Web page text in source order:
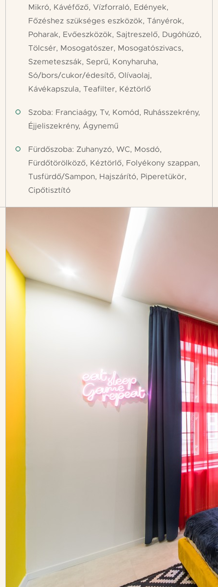
Mikró, Kávéfőző, Vízforraló, Edények,
Főzéshez szükséges eszközök, Tányérok,
Poharak, Evőeszközök, Sajtreszelő, Dugóhúzó,
Tölcsér, Mosogatószer, Mosogatószivacs,
Szemeteszsák, Seprű, Konyharuha,
Só/bors/cukor/édesítő, Olívaolaj,
Kávékapszula, Teafilter, Kéztörlő
Szoba: Franciaágy, Tv, Komód, Ruhásszekrény,
Éjjeliszekrény, Ágynemű
Fürdőszoba: Zuhanyzó, WC, Mosdó,
Fürdőtörölköző, Kéztörlő, Folyékony szappan,
Tusfürdő/Sampon, Hajszárító, Piperetükör,
Cipőtisztító